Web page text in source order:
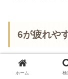
6が疲れや
ホーム 検